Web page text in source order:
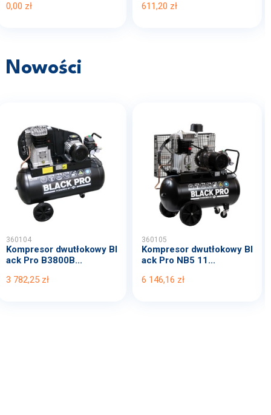
0,00 zł
611,20 zł
Nowości
360104
Kompresor dwutłokowy Bl
ack Pro B3800B...
3 782,25 zł
360105
Kompresor dwutłokowy Bl
ack Pro NB5 11...
6 146,16 zł